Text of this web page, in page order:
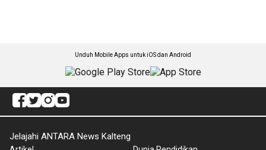
Unduh Mobile Apps untuk iOS dan Android
Jelajahi ANTARA News Kalteng